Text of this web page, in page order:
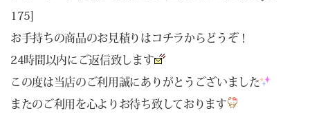
175]
お手持ちの商品のお見積りはコチラからどうぞ！
24時間以内にご返信致します
この度は当店のご利用誠にありがとうございました
またのご利用を心よりお待ち致しております